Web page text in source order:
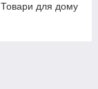
Товари для дому